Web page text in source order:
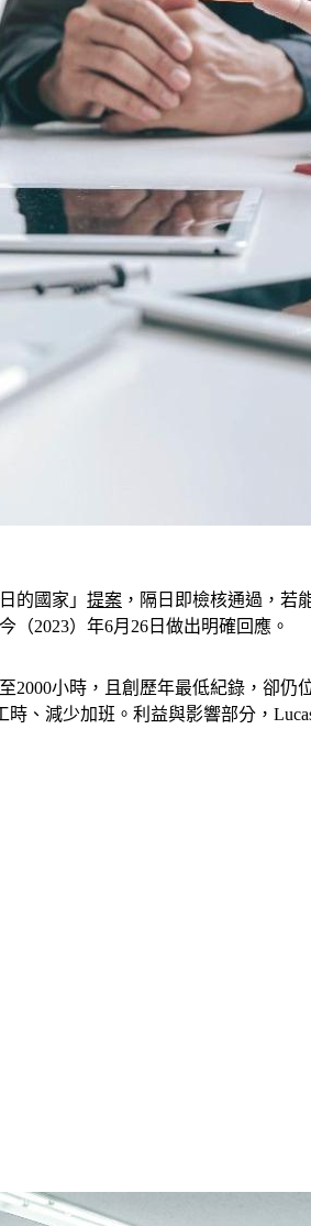
的國家」 提案 ，隔日即檢核通過，若
（2023）年6月26日做出明確回應。
小時，且創歷年最低紀錄，卻
、減少加班。利益與影響部分，